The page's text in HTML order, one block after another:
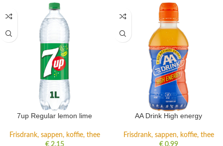
7up Regular lemon lime
Frisdrank, sappen, koffie, thee
€2,15
AA Drink High energy
Frisdrank, sappen, koffie, thee
€0,99